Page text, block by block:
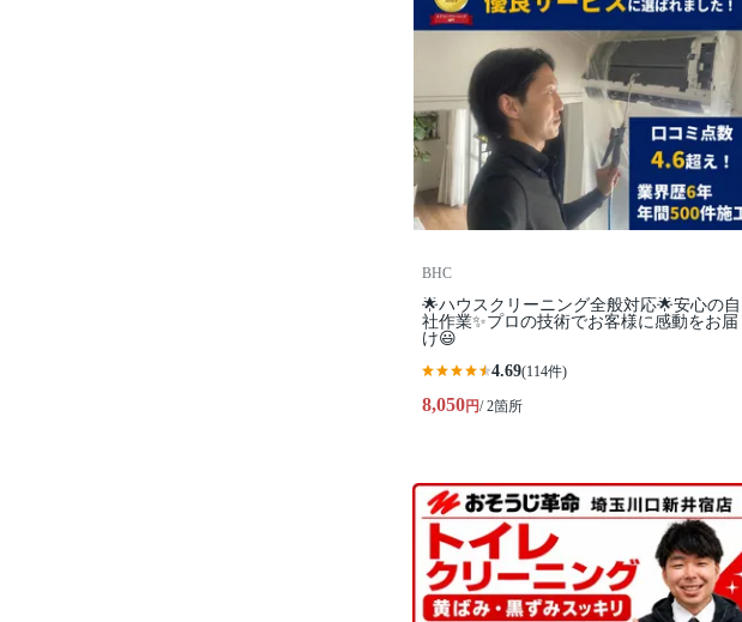
BHC
🌟ハウスクリーニング全般対応🌟安心の自
社作業✨プロの技術でお客様に感動をお届
け😃
4.69(114件)
8,050円/ 2箇所